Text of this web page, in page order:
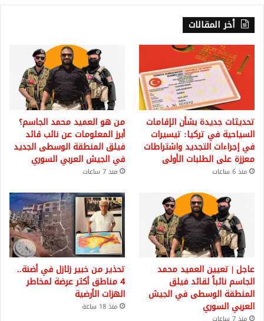
أخر المقالات
تحديثات جديدة بشأن الإقامات
السياحية في تركيا: تيسيرات
في إجراءات التجديد واشتراطات
معززة على الطلبات الأولى
منذ 6 ساعات
من هو العميد محمد الجاسم؟
أبرز المعلومات عن نائب قائد
فيلق المنطقة الوسطى الجديد
في الجيش العربي السوري
منذ 7 ساعات
عاجل | تعيين العميد محمد
الجاسم نائباً لقائد فيلق
المنطقة الوسطى في الجيش
العربي السوري
تحذير من خبير زلازل في أضنة..
4 مناطق أكثر عرضة لمخاطر
الهزات الأرضية
منذ 18 ساعة